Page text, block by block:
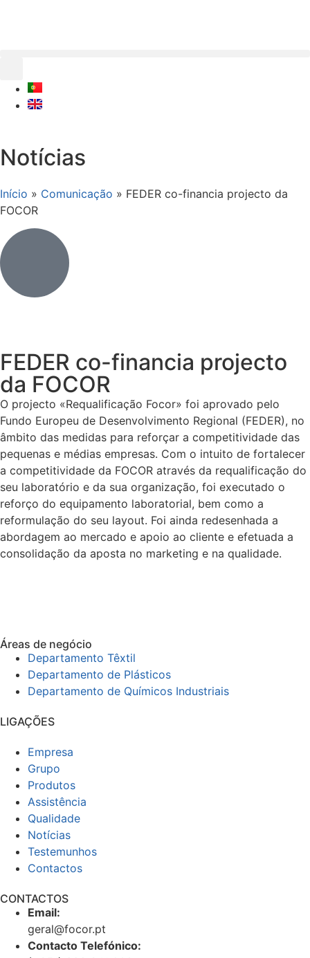
Notícias
Início » Comunicação » FEDER co-financia projecto da
FOCOR
FEDER co-financia projecto
da FOCOR
O projecto «Requalificação Focor» foi aprovado pelo
Fundo Europeu de Desenvolvimento Regional (FEDER), no
âmbito das medidas para reforçar a competitividade das
pequenas e médias empresas. Com o intuito de fortalecer
a competitividade da FOCOR através da requalificação do
seu laboratório e da sua organização, foi executado o
reforço do equipamento laboratorial, bem como a
reformulação do seu layout. Foi ainda redesenhada a
abordagem ao mercado e apoio ao cliente e efetuada a
consolidação da aposta no marketing e na qualidade.
Áreas de negócio
Departamento Têxtil
Departamento de Plásticos
Departamento de Químicos Industriais
LIGAÇÕES
Empresa
Grupo
Produtos
Assistência
Qualidade
Notícias
Testemunhos
Contactos
CONTACTOS
Email:
geral@focor.pt
Contacto Telefónico: